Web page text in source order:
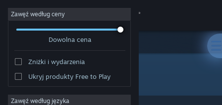
Zaloguj się
Społeczność
Informacje
Zawęź według ceny
Dowolna cena
Zniżki i wydarzenia
Ukryj produkty Free to Play
Zawęź według języka
Producent: Immersive Fusion LLC